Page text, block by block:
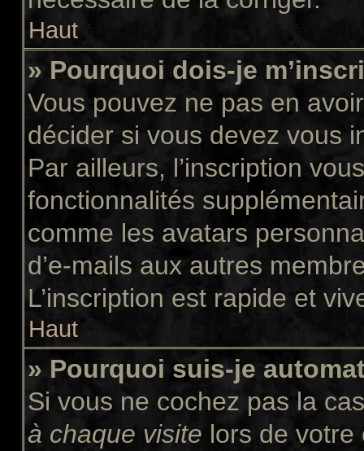
Haut
» Pourquoi dois-je
Vous pouvez ne pas en
décider si vous devez vous
Par ailleurs, l’inscription
fonctionnalités
comme les avatars
d’e-mails aux autres
L’inscription est rapide et
Haut
» Pourquoi suis-je
Si vous ne cochez pas la
à chaque visite lors de votre